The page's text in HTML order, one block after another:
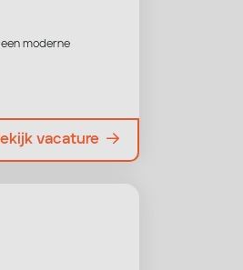
moderne
vacature